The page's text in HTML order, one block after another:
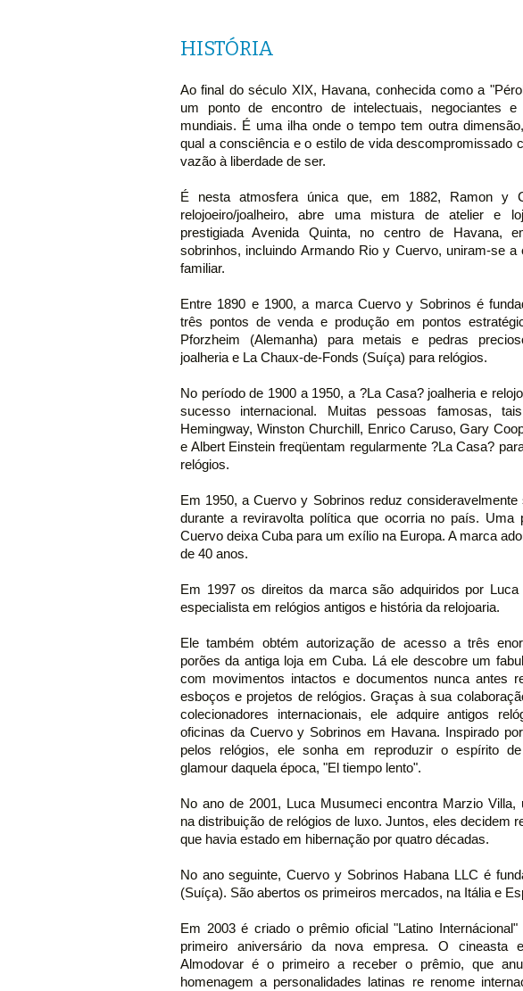
HISTÓRIA
Ao final do século XIX, Havana, conhecida como a
um ponto de encontro de intelectuais, negociantes e
mundiais. É uma ilha onde o tempo tem outra
qual a consciência e o estilo de vida descompromissado
vazão à liberdade de ser.
É nesta atmosfera única que, em 1882, Ramon y
relojoeiro/joalheiro, abre uma mistura de atelier e
prestigiada Avenida Quinta, no centro de Havana,
sobrinhos, incluindo Armando Rio y Cuervo, uniram-se a
familiar.
Entre 1890 e 1900, a marca Cuervo y Sobrinos é
três pontos de venda e produção em pontos
Pforzheim (Alemanha) para metais e pedras
joalheria e La Chaux-de-Fonds (Suíça) para relógios.
No período de 1900 a 1950, a ?La Casa? joalheria e
sucesso internacional. Muitas pessoas famosas,
Hemingway, Winston Churchill, Enrico Caruso, Gary
e Albert Einstein freqüentam regularmente ?La Casa?
relógios.
Em 1950, a Cuervo y Sobrinos reduz consideravelmente
durante a reviravolta política que ocorria no país. Uma
Cuervo deixa Cuba para um exílio na Europa. A marca
de 40 anos.
Em 1997 os direitos da marca são adquiridos por
especialista em relógios antigos e história da relojoaria.
Ele também obtém autorização de acesso a três
porões da antiga loja em Cuba. Lá ele descobre um
com movimentos intactos e documentos nunca antes
esboços e projetos de relógios. Graças à sua
colecionadores internacionais, ele adquire antigos
oficinas da Cuervo y Sobrinos em Havana. Inspirado
pelos relógios, ele sonha em reproduzir o espírito
glamour daquela época, "El tiempo lento".
No ano de 2001, Luca Musumeci encontra Marzio Villa,
na distribuição de relógios de luxo. Juntos, eles decidem
que havia estado em hibernação por quatro décadas.
No ano seguinte, Cuervo y Sobrinos Habana LLC é
(Suíça). São abertos os primeiros mercados, na Itália e
Em 2003 é criado o prêmio oficial "Latino
primeiro aniversário da nova empresa. O cineasta
Almodovar é o primeiro a receber o prêmio, que
homenagem a personalidades latinas re renome